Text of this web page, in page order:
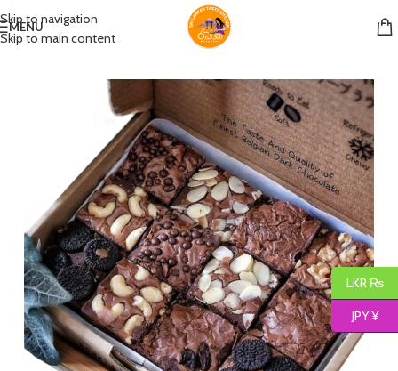
Skip to navigation
Skip to main content
MENU
LKR ₨
JPY ¥